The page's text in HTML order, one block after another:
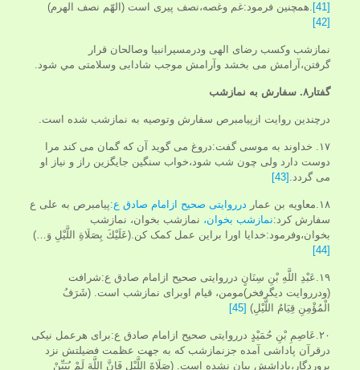
[41]
.همچنین فرمود:غم وغصه،نصف پیری است (الهّم نصف الهرم)
[42]
نمازشب وکسب رضای الهی ودرمسیرانبیا وصالحان قرار
گرفتن،آرامش می بخشد وآرامش موجب شادابی وسلامتی مي شود.
گفتار۸. سفارش به نمازشب
درچندین روایت ازپیامبرص سفارش وتوصیه به نمازشب شده است.
۱۷. خداوند به موسی گفت:دروغ می گوید آن که گمان می کند مرا
دوست دارد ولی چون شب شود،خواب سنگین جایگزین راز و نیاز او
می گردد. [43]
۱۸.معاویه بن عمار درروایتی صحیح ازامام صادق ع:پیامبرص به علی ع
سفارش کرد:نمازشب بخوان، نمازشب بخوان، نمازشب
بخوان،وفرمود:خدایا اورا براین عمل کمک کن.(عَلَيْكَ‏ بِصَلَاةِ اللَّيْلِ‏ وَ…)
[44]
۱۹.عَبْدِ اللَّهِ بْنِ سِنَانٍ درروایتی صحیح ازامام صادق ع:شرافت
(ودرروایت دیگرفخر)مومن، قیام اوبرای نمازشب است. (شَرَفُ‏
الْمُؤْمِنِ‏ قِيَامُ اللَّيْلِ) [45]
۲۰.عَاصِمِ بْنِ حُمَيْدٍ درروایتی صحیح ازامام صادق ع:برای هرعمل نیکی
درقرآن پاداشی آمده جزنمازشب که به جهت عظمت فضیلتش نزد
پروردگار،پاداشش بیان نشده است. (صَلَاةَ اللَّيْلِ فَإِنَّ اللَّهَ لَمْ يُبَيِّنْ